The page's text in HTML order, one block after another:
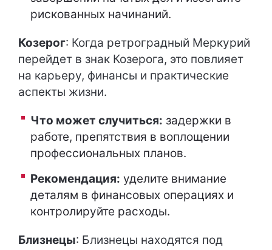
рискованных начинаний.
Козерог: Когда ретроградный Меркурий
перейдет в знак Козерога, это повлияет
на карьеру, финансы и практические
аспекты жизни.
Что может случиться: задержки в
работе, препятствия в воплощении
профессиональных планов.
Рекомендация: уделите внимание
деталям в финансовых операциях и
контролируйте расходы.
Близнецы: Близнецы находятся под